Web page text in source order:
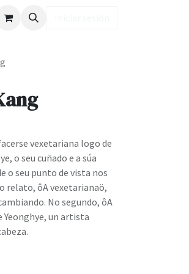
vexetariana logo de
o seu cuñado e a súa
o seu punto de vista nos
relato, ôA vexetarianaö,
No segundo, ôA
Yeonghye, un artista